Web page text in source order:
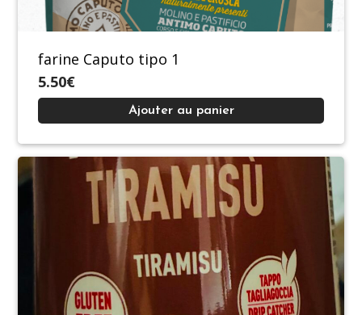
farine Caputo tipo 1
5.50€
Ajouter au panier